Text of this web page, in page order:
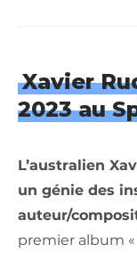
Xavier
2023 au
L’australien
un génie des
auteur/
premier album «